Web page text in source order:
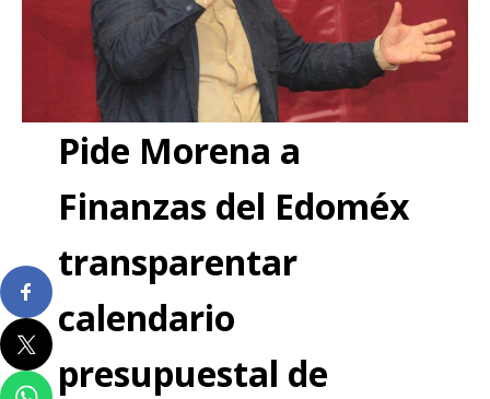
Pide Morena a
Finanzas del Edoméx
transparentar
calendario
presupuestal de